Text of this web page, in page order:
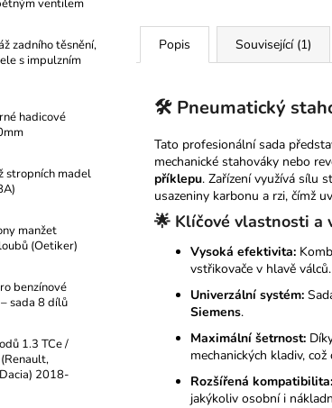
ventilem
zadního těsnění,
s impulzním
hadicové
stropních madel
manžet
(Oetiker)
benzínové
sada 8 dílů
1.3 TCe /
2018-
Popis Související (1)
🛠️ Pneumatický
Tato profesionální sada
mechanické stahováky nebo
příklepu. Zařízení využívá sílu
usazeniny karbonu a rzi, čímž
🌟 Klíčové vlastnosti a
Vysoká efektivita:
vstřikovače v hlavě válců.
Univerzální systém:
Siemens.
Maximální šetrnost:
mechanických kladiv,
Rozšířená kompatibilita:
jakýkoliv osobní i